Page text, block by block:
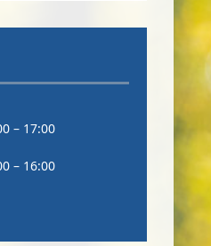
– 17:00
– 16:00